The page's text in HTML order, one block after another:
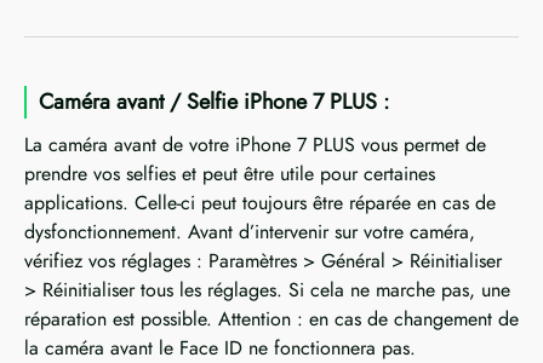
Caméra avant / Selfie iPhone 7 PLUS :
La caméra avant de votre iPhone 7 PLUS vous permet de
prendre vos selfies et peut être utile pour certaines
applications. Celle-ci peut toujours être réparée en cas de
dysfonctionnement. Avant d’intervenir sur votre caméra,
vérifiez vos réglages : Paramètres > Général > Réinitialiser
> Réinitialiser tous les réglages. Si cela ne marche pas, une
réparation est possible. Attention : en cas de changement de
la caméra avant le Face ID ne fonctionnera pas.